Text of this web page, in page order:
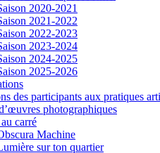
2020-2021
2021-2022
2022-2023
2023-2024
2024-2025
2025-2026
des participants aux pratiques
photographiques
carré
Machine
sur ton quartier